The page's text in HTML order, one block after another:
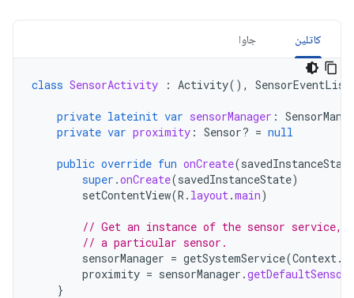
کاتلین جاوا
class SensorActivity : Activity(),
private lateinit var sensorManager :
private var proximity : Sensor? = null
public override fun onCreate(savedInstanceState
super .onCreate(savedInstanceState)
setContentView(R . layout.main)
// Get an instance of the sensor service,
// a particular sensor.
sensorManager = getSystemService(Context.
proximity = sensorManager .getDefaultSensor
}